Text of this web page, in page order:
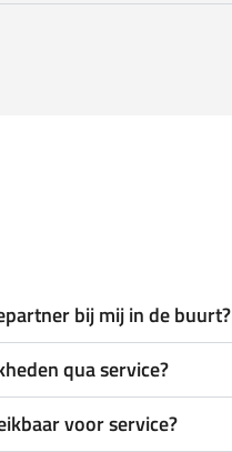
bij mij in de buurt?
qua service?
voor service?